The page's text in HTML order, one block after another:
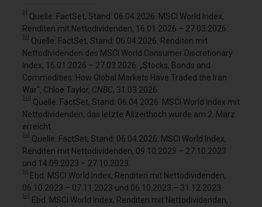
[i]Quelle: FactSet, Stand: 06.04.2026. MSCI World Index,
Renditen mit Nettodividenden, 16.01.2026 – 27.03.2026.
[ii]Quelle: FactSet, Stand: 06.04.2026. Renditen mit
Nettodividenden des MSCI World Consumer Discretionary
Index, 16.01.2026 – 27.03.2026. „Stocks, Bonds and
Commodities: How Global Markets Have Traded the Iran
War“, Chloe Taylor, CNBC, 31.03.2026.
[iii]Quelle: FactSet, Stand: 06.04.2026. MSCI World Index mit
Nettodividenden, das letzte Allzeithoch wurde am 2. März
erreicht.
[iv]Quelle: FactSet, Stand: 06.04.2026. MSCI World Index,
Renditen mit Nettodividenden, 09.10.2023 – 27.10.2023
und 14.09.2023 – 27.10.2023.
[v]Ebd. MSCI World Index, Renditen mit Nettodividenden,
06.10.2023 – 07.11.2023 und 06.10.2023 – 31.12.2023.
[vi]Ebd. MSCI World Index, Renditen mit Nettodividenden,